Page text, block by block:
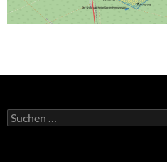
Suchen
nach: